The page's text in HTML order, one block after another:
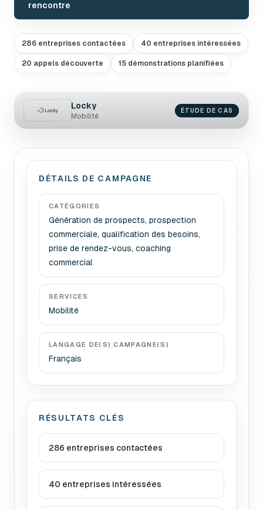
rencontre
286 entreprises contactées 40 entreprises intéressées
20 appels découverte 15 démonstrations planifiées
Locky
Mobilité
ÉTUDE DE CAS
DÉTAILS DE CAMPAGNE
CATÉGORIES
Génération de prospects, prospection
commerciale, qualification des besoins,
prise de rendez-vous, coaching
commercial
SERVICES
Mobilité
LANGAGE DE(S) CAMPAGNE(S)
Français
RÉSULTATS CLÉS
286 entreprises contactées
40 entreprises intéressées